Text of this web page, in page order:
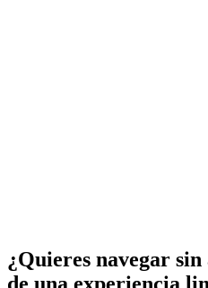
¿Quieres navegar